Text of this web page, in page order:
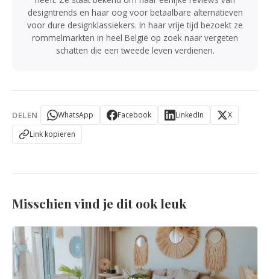
designtrends en haar oog voor betaalbare alternatieven
voor dure designklassiekers. In haar vrije tijd bezoekt ze
rommelmarkten in heel België op zoek naar vergeten
schatten die een tweede leven verdienen.
DELEN WhatsApp Facebook LinkedIn
X
Link kopieren
Misschien vind je dit ook leuk